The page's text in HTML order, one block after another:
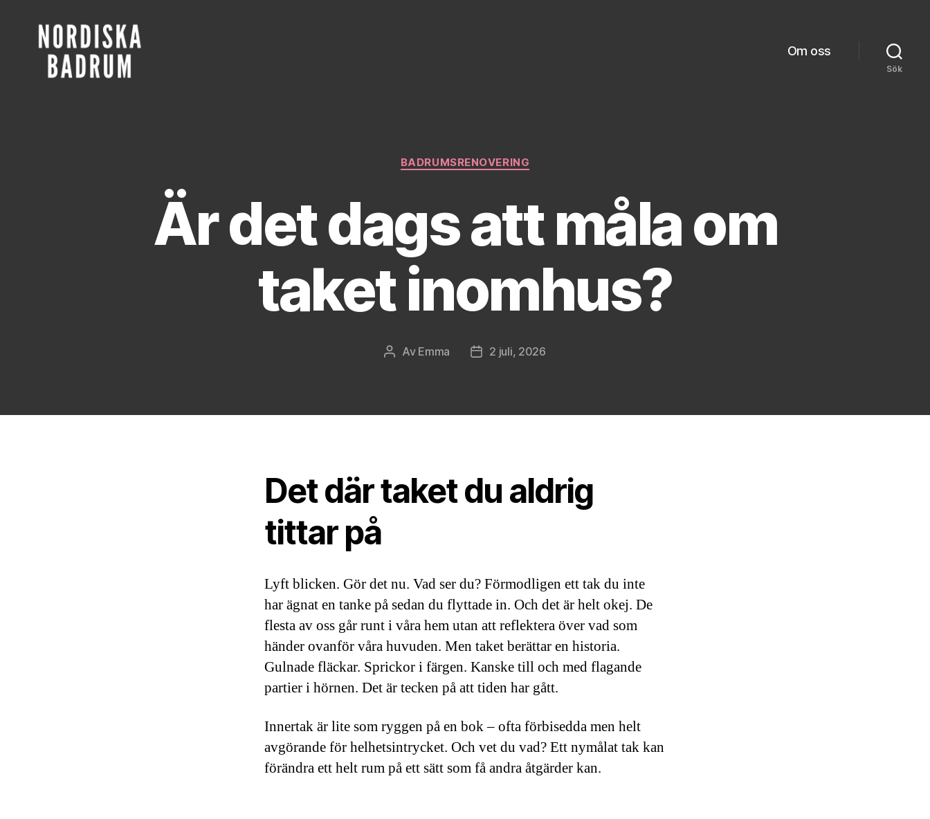
Om oss
Sök
Kategorier
BADRUMSRENOVERING
Är det dags att måla om
taket inomhus?
Inläggsförfattare
Av Emma Inläggsdatum
2 juli, 2026
Det där taket du aldrig
tittar på
Lyft blicken. Gör det nu. Vad ser du? Förmodligen ett tak du inte
har ägnat en tanke på sedan du flyttade in. Och det är helt okej. De
flesta av oss går runt i våra hem utan att reflektera över vad som
händer ovanför våra huvuden. Men taket berättar en historia.
Gulnade fläckar. Sprickor i färgen. Kanske till och med flagande
partier i hörnen. Det är tecken på att tiden har gått.
Innertak är lite som ryggen på en bok – ofta förbisedda men helt
avgörande för helhetsintrycket. Och vet du vad? Ett nymålat tak kan
förändra ett helt rum på ett sätt som få andra åtgärder kan.